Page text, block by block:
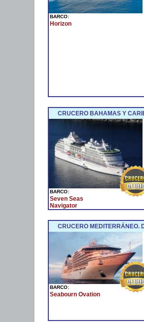
BARCO:
Horizon
CRUCERO BAHAMAS Y
BARCO:
Seven Seas
Navigator
CRUCERO MEDITERRÁNEO.
BARCO:
Seabourn Ovation